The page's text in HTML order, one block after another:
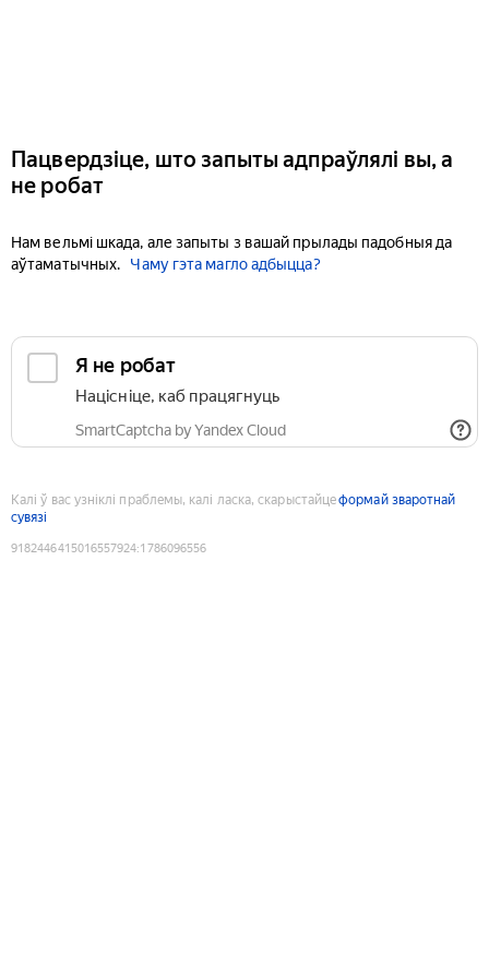
Пацвердзіце, што запыты адпраўлялі вы, а
не робат
Нам вельмі шкада, але запыты з вашай прылады падобныя да
аўтаматычных.
Чаму гэта магло адбыцца?
Я не робат
Націсніце, каб працягнуць
SmartCaptcha by Yandex Cloud
Калі ў вас узніклі праблемы, калі ласка, скарыстайцеформай зваротнай
сувязі
9182446415016557924:1786096556